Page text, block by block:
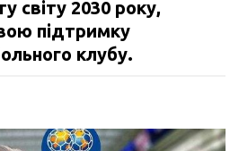
світу 2030 року,
підтримку
клубу.